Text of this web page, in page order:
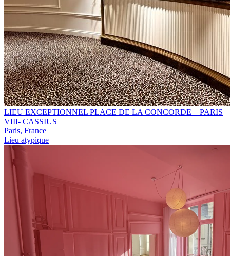
LIEU EXCEPTIONNEL PLACE DE LA CONCORDE – PARIS
VIII- CASSIUS
Paris, France
Lieu atypique